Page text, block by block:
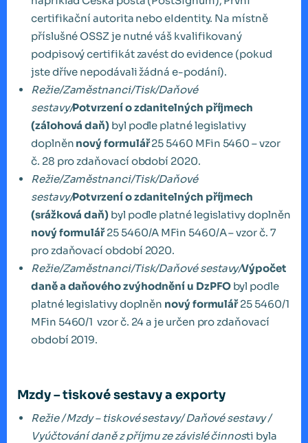
certifikační autorita nebo eIdentity. Na místně
příslušné OSSZ je nutné váš kvalifikovaný
podpisový certifikát zavést do evidence (pokud
jste dříve nepodávali žádná e-podání).
Režie/Zaměstnanci/Tisk/Daňové
sestavy/Potvrzení o zdanitelných příjmech
(zálohová daň) byl podle platné legislativy
doplněn nový formulář25 5460 MFin 5460 – vzor
č. 28 pro zdaňovací období 2020.
Režie/Zaměstnanci/Tisk/Daňové
sestavy/Potvrzení o zdanitelných příjmech
(srážková daň) byl podle platné legislativy doplněn
nový formulář25 5460/A MFin 5460/A – vzor č. 7
pro zdaňovací období 2020.
Režie/Zaměstnanci/Tisk/Daňové sestavy/Výpočet
daně a daňového zvýhodnění u DzPFObyl podle
platné legislativy doplněn nový formulář25 5460/1
MFin 5460/1 vzor č. 24 a je určen pro zdaňovací
období 2019.
Mzdy – tiskové sestavy a exporty
Režie / Mzdy – tiskové sestavy/ Daňové sestavy /
Vyúčtování daně z příjmu ze závislé činnosti byla